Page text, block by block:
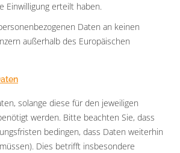
Einwilligung erteilt haben.
Daten an keinen
außerhalb des Europäischen
solange diese für den jeweiligen
werden. Bitte beachten Sie, dass
bedingen, dass Daten weiterhin
Dies betrifft insbesondere